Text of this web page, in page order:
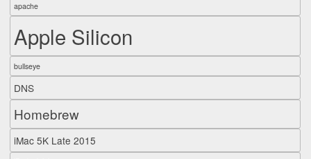
apache
Apple Silicon
bullseye
DNS
Homebrew
iMac 5K Late 2015